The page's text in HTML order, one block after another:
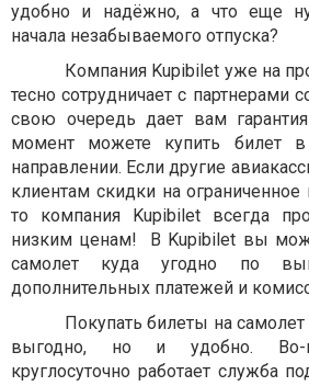
удобно и надёжно, а что еще
начала незабываемого отпуска?
Компания Kupibilet уже на
тесно сотрудничает с партнерами
свою очередь дает вам
момент можете купить билет
направлении. Если другие
клиентам скидки на ограниченное
то компания Kupibilet всегда
низким ценам! В Kupibilet вы
самолет куда угодно по
дополнительных платежей и
Покупать билеты на самолет
выгодно, но и удобно. Во-
круглосуточно работает служба